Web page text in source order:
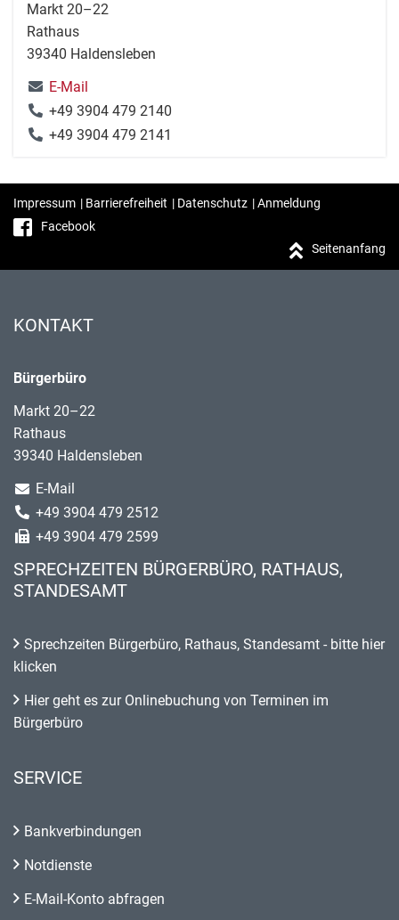
Markt 20–22
Rathaus
39340 Haldensleben
E-Mail
+49 3904 479 2140
+49 3904 479 2141
Impressum | Barrierefreiheit | Datenschutz |Anmeldung
Facebook
Seitenanfang
KONTAKT
Bürgerbüro
Markt 20–22
Rathaus
39340 Haldensleben
E-Mail
+49 3904 479 2512
+49 3904 479 2599
SPRECHZEITEN BÜRGERBÜRO, RATHAUS,
STANDESAMT
Sprechzeiten Bürgerbüro, Rathaus, Standesamt - bitte hier
klicken
Hier geht es zur Onlinebuchung von Terminen im
Bürgerbüro
SERVICE
Bankverbindungen
Notdienste
E-Mail-Konto abfragen